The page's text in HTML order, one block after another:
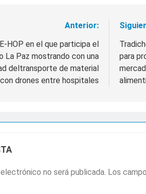
Anterior:
HOP en el que participa el
La Paz mostrando con una
deltransporte de material
drones entre hospitales
para
no será publicada. Los